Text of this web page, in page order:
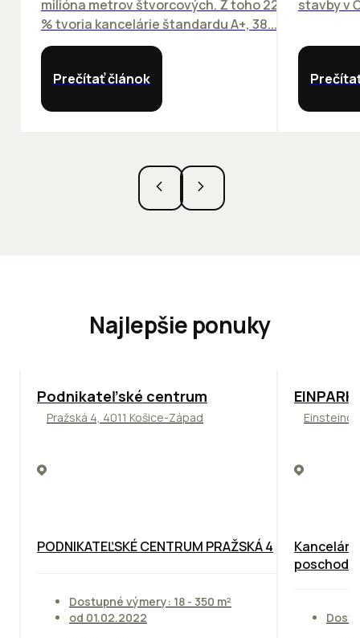
milióna metrov štvorcových. Z toho 22
% tvoria kancelárie štandardu A+, 38...
Prečítať článok
stavby v
Najlepšie ponuky
ODPORÚČAME
Podnikateľské centrum
Pražská 4, 4011 Košice-Západ
PODNIKATEĽSKÉ CENTRUM PRAŽSKÁ 4
Dostupné výmery: 18 - 350 m²
od 01.02.2022
TOP
poschodie